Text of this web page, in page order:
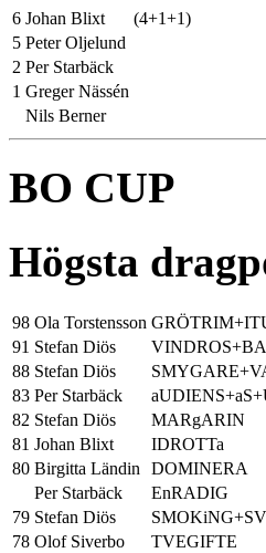
6 Johan Blixt
(4+1+1)
5 Peter Oljelund
2 Per Starbäck
1 Greger Nässén
Nils Berner
BO CUP
Högsta
98 Ola Torstensson
91 Stefan Diös
88 Stefan Diös
83 Per Starbäck
82 Stefan Diös
MARgARIN
81 Johan Blixt
IDROTTa
80 Birgitta Ländin
DOMINERA
Per Starbäck
EnRADIG
79 Stefan Diös
78 Olof Siverbo TVEGIFTE